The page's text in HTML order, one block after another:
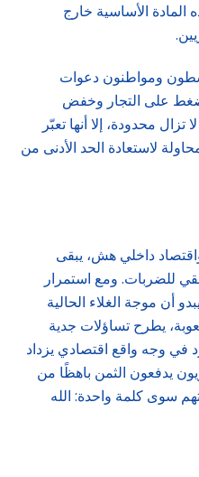
الأساسية خارج
ومواطنون دعوات
على التجار وخفض
محدودة، إلا أنها تعبّر
لاستعادة الحد الأدنى من
داخلي هش، يبقى
للضربات. ومع استمرار
أن موجة الغلاء الحالية
يطرح تساؤلات جدية
وجه واقع اقتصادي يزداد
يدفعون الثمن باهظًا من
سوى كلمة واحدة: الله